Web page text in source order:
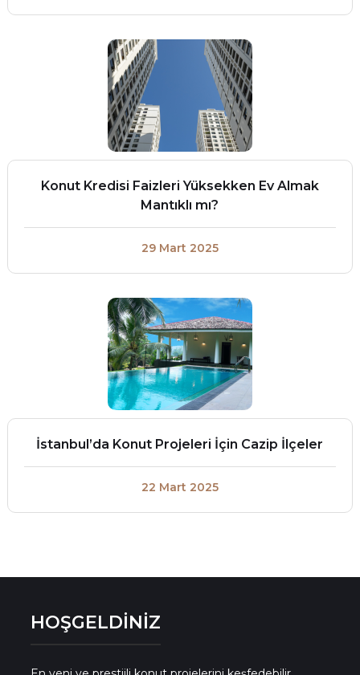
Konut Kredisi Faizleri Yüksekken Ev Almak
Mantıklı mı?
29 Mart 2025
İstanbul’da Konut Projeleri İçin Cazip İlçeler
22 Mart 2025
HOŞGELDİNİZ